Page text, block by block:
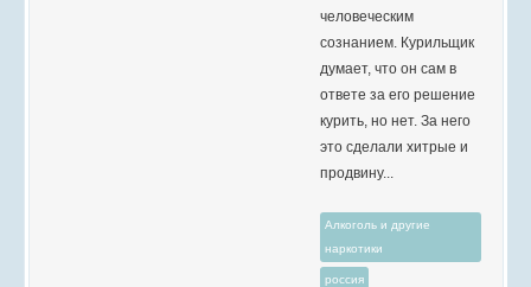
человеческим
сознанием. Курильщик
думает, что он сам в
ответе за его решение
курить, но нет. За него
это сделали хитрые и
продвину...
Алкоголь и другие
наркотики
россия